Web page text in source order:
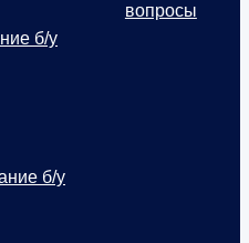
б/у
б/у
вопросы